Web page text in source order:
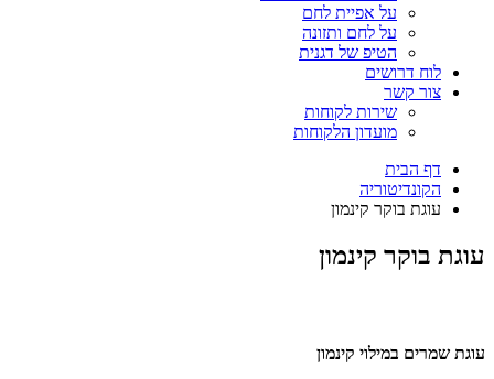
על אפיית לחם
על לחם ותזונה
הטיפ של דגנית
לוח דרושים
צור קשר
שירות לקוחות
מועדון הלקוחות
דף הבית
הקונדיטוריה
עוגת בוקר קינמון
עוגת בוקר קינמון
עוגת שמרים במילוי קינמון